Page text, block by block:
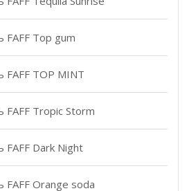
FAFF Top gum
FAFF TOP MINT
FAFF Tropic Storm
FAFF Dark Night
FAFF Orange soda